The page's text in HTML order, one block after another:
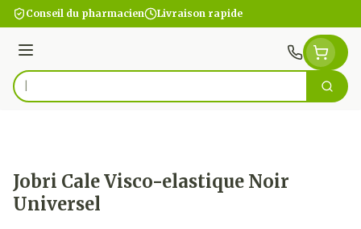
Aller au contenu
Conseil du pharmacien Livraison rapide
Menu
Rechercher
Jobri Cale Visco-elastique Noir
Universel